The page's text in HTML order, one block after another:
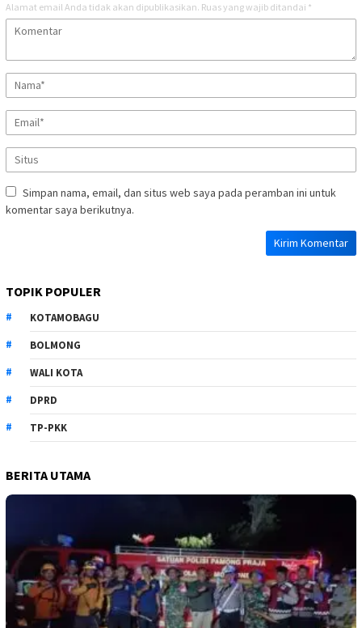
Alamat email Anda tidak akan dipublikasikan. Ruas yang wajib ditandai *
Simpan nama, email, dan situs web saya pada peramban ini untuk
komentar saya berikutnya.
TOPIK POPULER
KOTAMOBAGU
BOLMONG
WALI KOTA
DPRD
TP-PKK
BERITA UTAMA